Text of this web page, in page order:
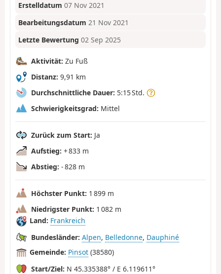
Erstelldatum 07 Nov 2021
Bearbeitungsdatum 21 Nov 2021
Letzte Bewertung 02 Sep 2025
Aktivität: Zu Fuß
Distanz: 9,91 km
Durchschnittliche Dauer: 5:15 Std.
Schwierigkeitsgrad: Mittel
Zurück zum Start: Ja
Aufstieg: + 833 m
Abstieg: - 828 m
Höchster Punkt: 1 899 m
Niedrigster Punkt: 1 082 m
Land: Frankreich
Bundesländer: Alpen, Belledonne, Dauphiné
Gemeinde: Pinsot (38580)
Start/Ziel: N 45.335388° / E 6.119611°